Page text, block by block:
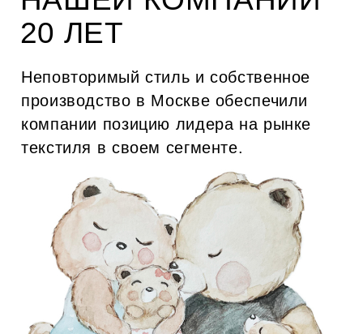
История дома началась в 2005 году, с пошива
эксклюзивных нарядов для избранного круга
именитых клиентов.
Идейный вдохновитель и создатель MOMO
FOR HOME - Любовь Алипова.
Предприниматель, искусствовед,
коллекционер современного искусства и
русского костюма XIX века, настоящий
амбассадор русского стиля.
Бренд выпускает текстильные изделия